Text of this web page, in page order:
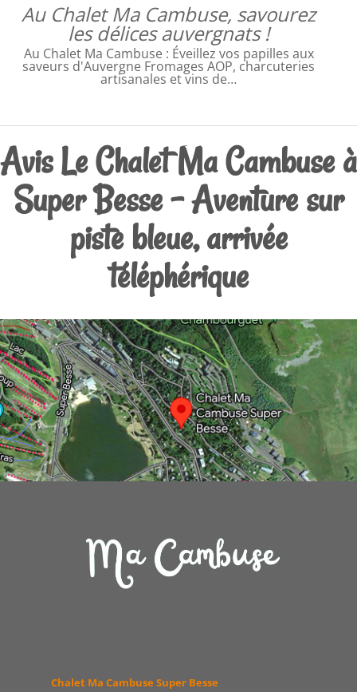
Au Chalet Ma Cambuse, savourez
les délices auvergnats !
Au Chalet Ma Cambuse : Éveillez vos papilles aux
saveurs d'Auvergne Fromages AOP, charcuteries
artisanales et vins de…
Avis Le Chalet Ma Cambuse à
Super Besse - Aventure sur
piste bleue, arrivée
téléphérique
Chalet Ma Cambuse Super Besse